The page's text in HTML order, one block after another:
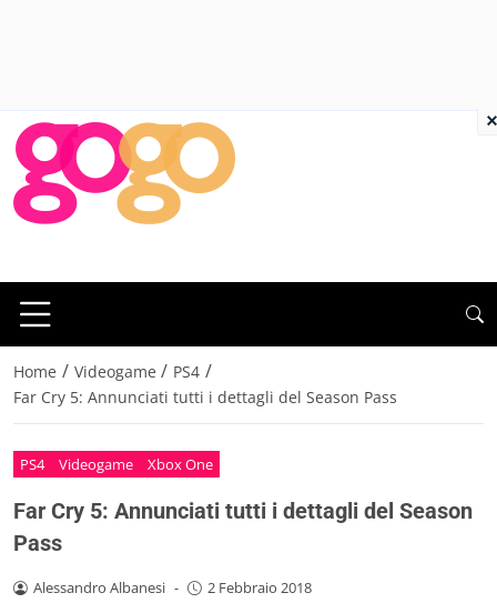
Home / Videogame / PS4 /
Far Cry 5: Annunciati tutti i dettagli del Season Pass
PS4 Videogame Xbox One
Far Cry 5: Annunciati tutti i dettagli del Season
Pass
Alessandro Albanesi - 2 Febbraio 2018
×